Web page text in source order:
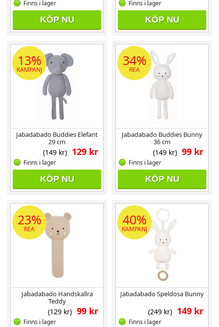
Finns i lager
KÖP NU
Finns i lager
KÖP NU
13%
KAMPANJ
Jabadabado Buddies Elefant
29 cm
129 kr
(149 kr)
Finns i lager
KÖP NU
34%
REA
Jabadabado Buddies Bunny
36 cm
99 kr
(149 kr)
Finns i lager
KÖP NU
23%
REA
Jabadabado Handskallra
Teddy
99 kr
(129 kr)
Finns i lager
40%
KAMPANJ
Jabadabado Speldosa Bunny
149 kr
(249 kr)
Finns i lager